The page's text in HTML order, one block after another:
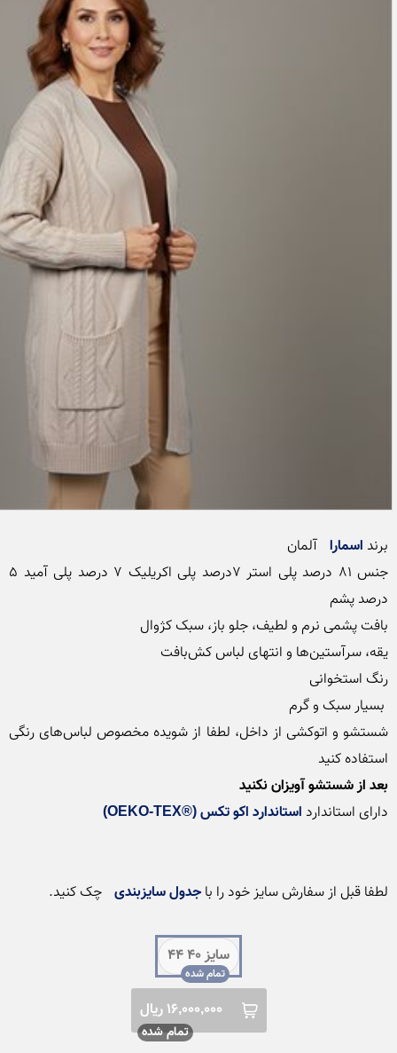
سایز 40 44
16,000,000 ریال
برند اسمارا
استفاده کنید
بعد از شستشو آویزان نکنید
دارای استاندارد استاندارد اکو تکس (®OEKO-TEX)
لطفا قبل از سفارش سایز خود را با جدول سایزبندی چک کنید.